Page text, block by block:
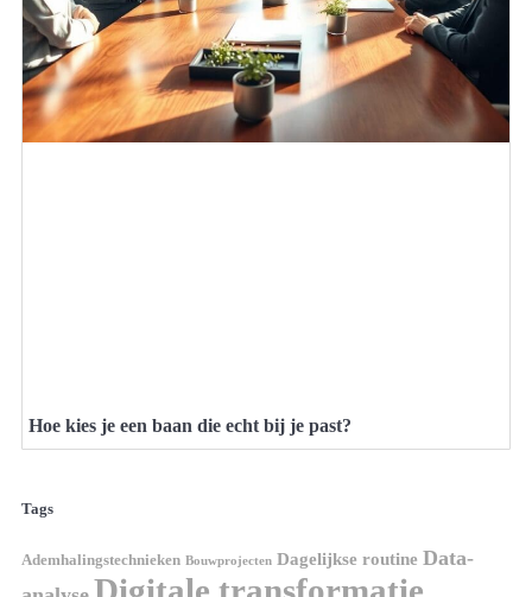
Hoe kies je een baan die echt bij je past?
Tags
Ademhalingstechnieken Bouwprojecten Dagelijkse routine Data-
Digitale transformatie